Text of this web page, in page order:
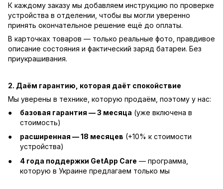
К каждому заказу мы добавляем инструкцию по проверке
устройства в отделении, чтобы вы могли уверенно
принять окончательное решение ещё до оплаты.
В карточках товаров — только реальные фото, правдивое
описание состояния и фактический заряд батареи. Без
приукрашивания.
2. Даём гарантию, которая даёт спокойствие
Мы уверены в технике, которую продаём, поэтому у нас:
базовая гарантия — 3 месяца (уже включена в
стоимость)
расширенная — 18 месяцев (+10% к стоимости
устройства)
4 года поддержки GetApp Care — программа,
которую в Украине предлагаем только мы